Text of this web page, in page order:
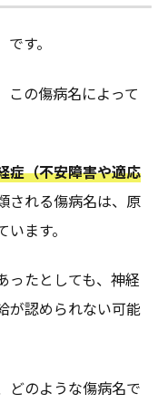
す。
この傷病名によって
症（不安障害や適応
される傷病名は、原
ます。
ったとしても、神経
が認められない可能
どのような傷病名で